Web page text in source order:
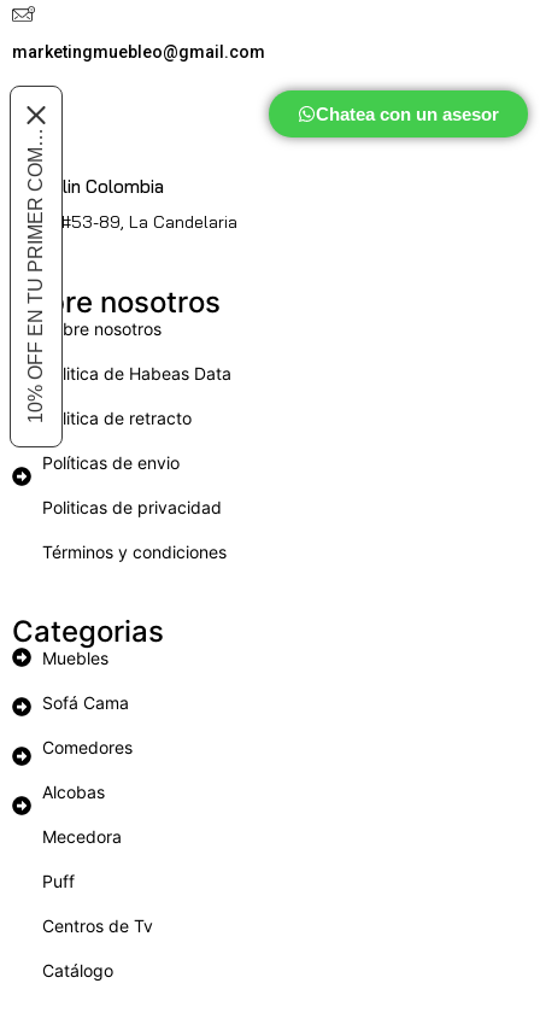
marketingmuebleo@gmail.com
Chatea con un asesor
Medellin Colombia
Cl. 51 #53-89, La Candelaria
Sobre nosotros
Sobre nosotros
Politica de Habeas Data
Politica de retracto
Políticas de envio
Politicas de privacidad
Términos y condiciones
Categorias
Muebles
Sofá Cama
Comedores
Alcobas
Mecedora
Puff
Centros de Tv
Catálogo
10% OFF EN TU PRIMER COMPRA